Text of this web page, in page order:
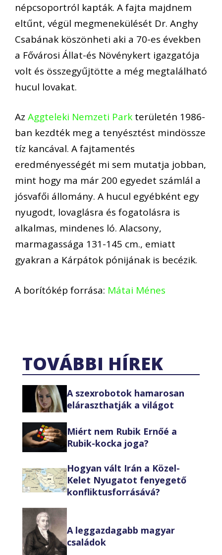
népcsoportról kapták. A fajta majdnem
eltűnt, végül megmenekülését Dr. Anghy
Csabának köszönheti aki a 70-es években
a Fővárosi Állat-és Növénykert igazgatója
volt és összegyűjtötte a még megtalálható
hucul lovakat.
Az Aggteleki Nemzeti Park területén 1986-
ban kezdték meg a tenyésztést mindössze
tíz kancával. A fajtamentés
eredményességét mi sem mutatja jobban,
mint hogy ma már 200 egyedet számlál a
jósvafői állomány. A hucul egyébként egy
nyugodt, lovaglásra és fogatolásra is
alkalmas, mindenes ló. Alacsony,
marmagassága 131-145 cm., emiatt
gyakran a Kárpátok pónijának is becézik.
A borítókép forrása: Mátai Ménes
TOVÁBBI HÍREK
A szexrobotok hamarosan
eláraszthatják a világot
Miért nem Rubik Ernőé a
Rubik-kocka joga?
Hogyan vált Irán a Közel-
Kelet Nyugatot fenyegető
konfliktusforrásává?
A leggazdagabb magyar
családok